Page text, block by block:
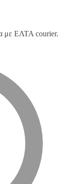
με ΕΛΤΑ courier.